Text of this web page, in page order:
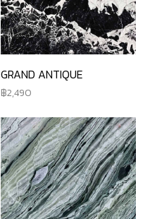
GRAND ANTIQUE
2,490